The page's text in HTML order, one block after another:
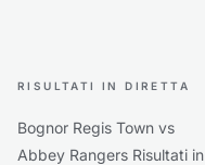
RISULTATI IN DIRETTA
Bognor Regis Town vs
Abbey Rangers Risultati in